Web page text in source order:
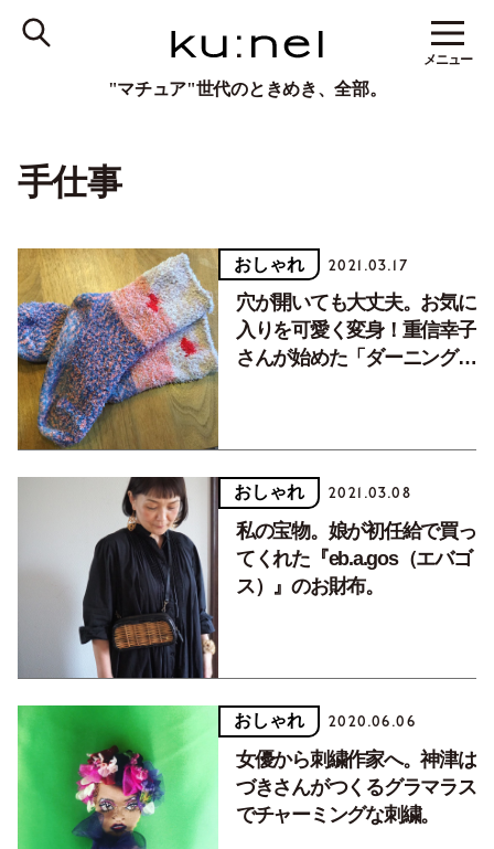
"マチュア"世代のときめき、全部。
メニュー
手仕事
おしゃれ 2021.03.17
穴が開いても大丈夫。お気に
入りを可愛く変身！重信幸子
さんが始めた「ダーニング」
おしゃれ 2021.03.08
私の宝物。娘が初任給で買っ
てくれた『eb.a.gos（エバゴ
ス）』のお財布。
おしゃれ 2020.06.06
女優から刺繍作家へ。神津は
づきさんがつくるグラマラス
でチャーミングな刺繍。